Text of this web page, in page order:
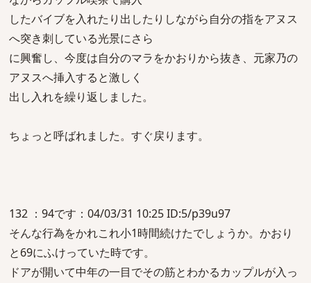
したバイブを入れたり出したりしながら自分の指をアヌス
へ突き刺している光景にさら
に興奮し、今度は自分のマラをかおりから抜き、元家乃の
アヌスへ挿入すると激しく
出し入れを繰り返しました。
ちょっと呼ばれました。すぐ戻ります。
132 ：94です：04/03/31 10:25 ID:5/p39u97
そんな行為をかれこれ小1時間続けたでしょうか。かおり
と69にふけっていた時です。
ドアが開いて中年の一目でその筋とわかるカップルが入っ